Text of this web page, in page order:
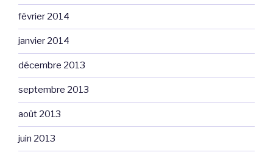
février 2014
janvier 2014
décembre 2013
septembre 2013
août 2013
juin 2013